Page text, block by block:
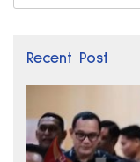
Recent Post